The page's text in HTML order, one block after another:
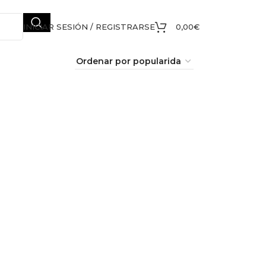
INICIAR SESIÓN / REGISTRARSE 0,00€